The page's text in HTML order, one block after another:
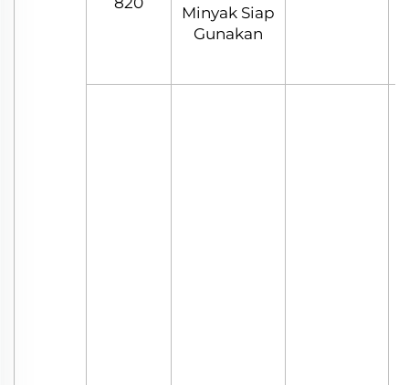
Minyak Siap
Gunakan